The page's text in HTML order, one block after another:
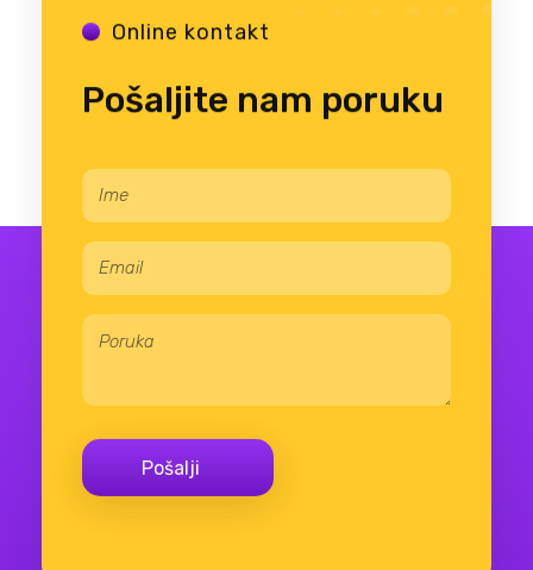
Online kontakt
Pošaljite nam poruku